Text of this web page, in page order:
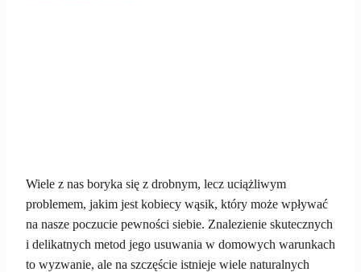
Wiele z nas boryka się z drobnym, lecz uciążliwym
problemem, jakim jest kobiecy wąsik, który może wpływać
na nasze poczucie pewności siebie. Znalezienie skutecznych
i delikatnych metod jego usuwania w domowych warunkach
to wyzwanie, ale na szczęście istnieje wiele naturalnych